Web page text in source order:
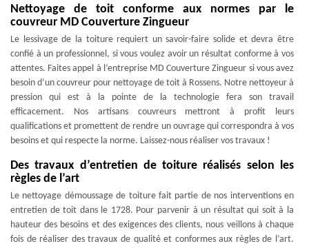
Nettoyage de toit conforme aux normes par le
couvreur MD Couverture Zingueur
Le lessivage de la toiture requiert un savoir-faire solide et devra être
confié à un professionnel, si vous voulez avoir un résultat conforme à vos
attentes. Faites appel à l’entreprise MD Couverture Zingueur si vous avez
besoin d’un couvreur pour nettoyage de toit à Rossens. Notre nettoyeur à
pression qui est à la pointe de la technologie fera son travail
efficacement. Nos artisans couvreurs mettront à profit leurs
qualifications et promettent de rendre un ouvrage qui correspondra à vos
besoins et qui respecte la norme. Laissez-nous réaliser vos travaux !
Des travaux d’entretien de toiture réalisés selon les
règles de l’art
Le nettoyage démoussage de toiture fait partie de nos interventions en
entretien de toit dans le 1728. Pour parvenir à un résultat qui soit à la
hauteur des besoins et des exigences des clients, nous veillons à chaque
fois de réaliser des travaux de qualité et conformes aux règles de l’art.